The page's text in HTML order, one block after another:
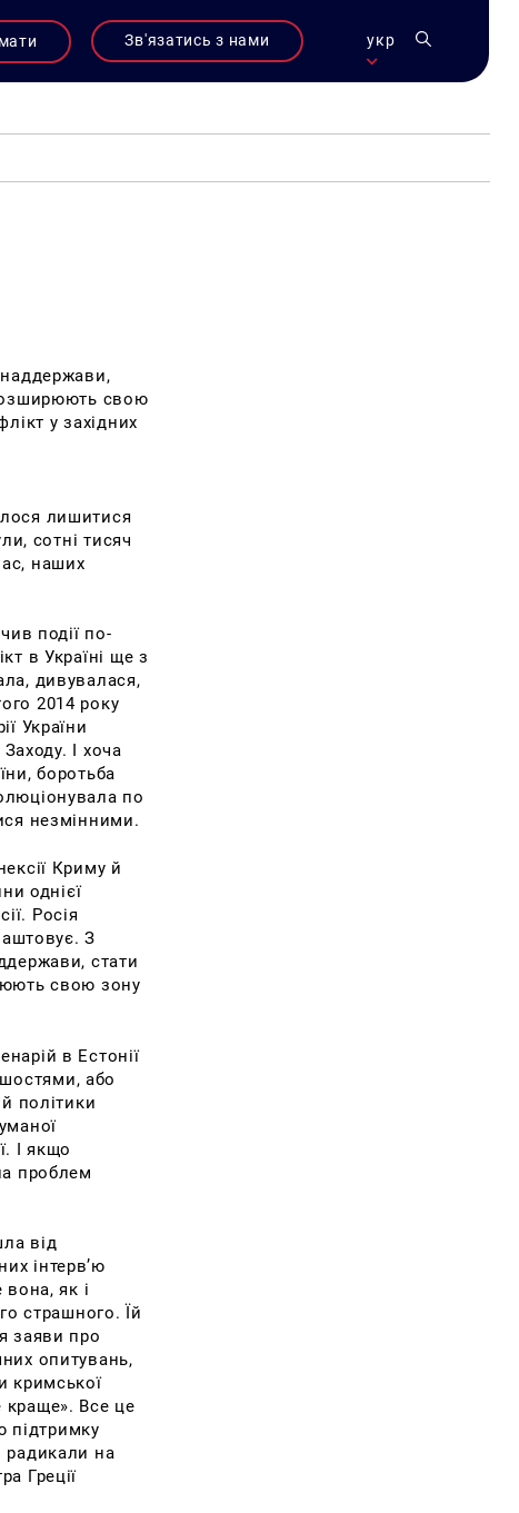
Зв'язатись з нами укр
наддержави,
свою
у західних
лишитися
сотні тисяч
наших
події по-
в Україні ще з
дивувалася,
2014 року
України
І хоча
боротьба
по
незмінними.
Криму й
однієї
Росія
З
стати
свою зону
в Естонії
або
політики
І якщо
проблем
від
інтерв’ю
як і
страшного. Їй
заяви про
опитувань,
кримської
краще». Все це
підтримку
радикали на
Греції